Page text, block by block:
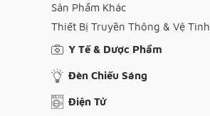
Sản Phẩm Khác
Thiết Bị Truyền Thông & Vệ Tinh
Y Tế & Dược Phẩm
Đèn Chiếu Sáng
Điện Tử